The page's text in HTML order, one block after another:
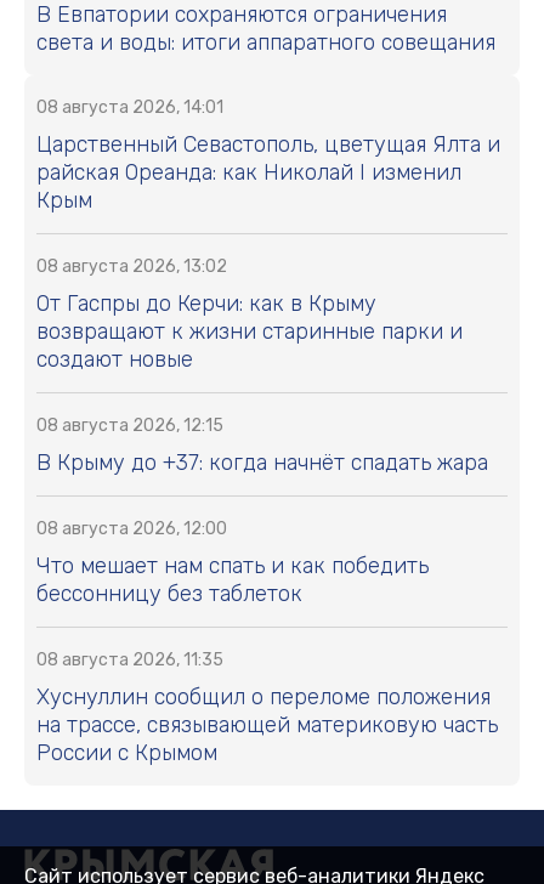
В Евпатории сохраняются ограничения
света и воды: итоги аппаратного совещания
08 августа 2026, 14:01
Царственный Севастополь, цветущая Ялта и
райская Ореанда: как Николай I изменил
Крым
08 августа 2026, 13:02
От Гаспры до Керчи: как в Крыму
возвращают к жизни старинные парки и
создают новые
08 августа 2026, 12:15
В Крыму до +37: когда начнёт спадать жара
08 августа 2026, 12:00
Что мешает нам спать и как победить
бессонницу без таблеток
08 августа 2026, 11:35
Хуснуллин сообщил о переломе положения
на трассе, связывающей материковую часть
России с Крымом
Сайт использует сервис веб-аналитики Яндекс